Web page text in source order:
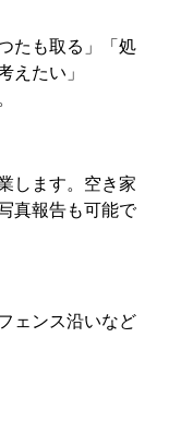
たも取る」「処
えたい」
します。空き家
真報告も可能で
ェンス沿いなど